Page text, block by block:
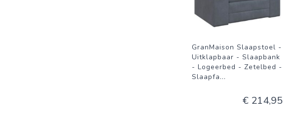
GranMaison Slaapstoel -
Uitklapbaar - Slaapbank
- Logeerbed - Zetelbed -
Slaapfa...
€ 214,95